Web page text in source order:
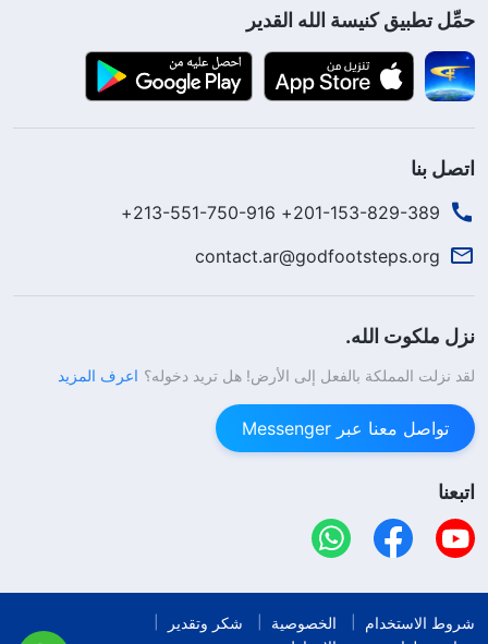
حمِّل تطبيق كنيسة الله القدير
اتصل بنا
201-153-829-389+ 213-551-750-916+
contact.ar@godfootsteps.org
نزل ملكوت الله.
لقد نزلت المملكة بالفعل إلى الأرض! هل تريد دخوله؟ اعرف المزيد
تواصل معنا عبر Messenger
اتبعنا
شروط الاستخدام الخصوصية
شكر وتقدير